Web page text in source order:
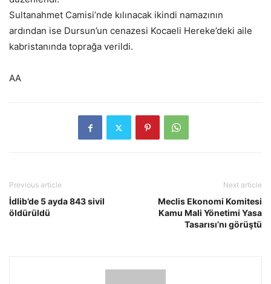
Sultanahmet Camisi’nde kılınacak ikindi namazının
ardından ise Dursun’un cenazesi Kocaeli Hereke’deki aile
kabristanında toprağa verildi.
AA
Previous article
İdlib’de 5 ayda 843 sivil
öldürüldü
Next article
Meclis Ekonomi Komitesi
Kamu Mali Yönetimi Yasa
Tasarısı’nı görüştü